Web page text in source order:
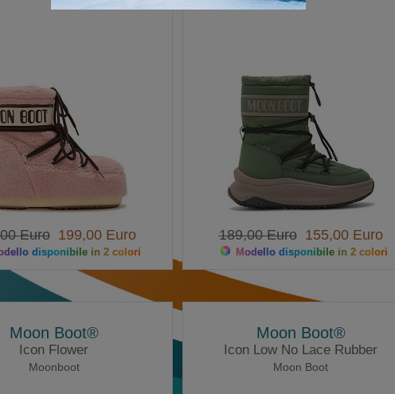
Euro199,00 Euro
disponibile in 2 colori
189,00 Euro155,00 Euro
Modello disponibile in 2 colori
Moon Boot®
Icon Flower
Moonboot
Moon Boot®
Icon Low No Lace Rubber
Moon Boot